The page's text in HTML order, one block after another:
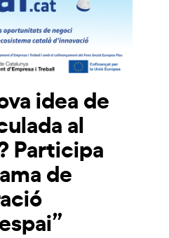
idea de
al
Participa
de